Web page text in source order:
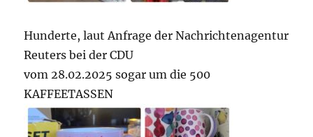
Hunderte, laut Anfrage der Nachrichtenagentur
Reuters bei der CDU
vom 28.02.2025 sogar um die 500
KAFFEETASSEN